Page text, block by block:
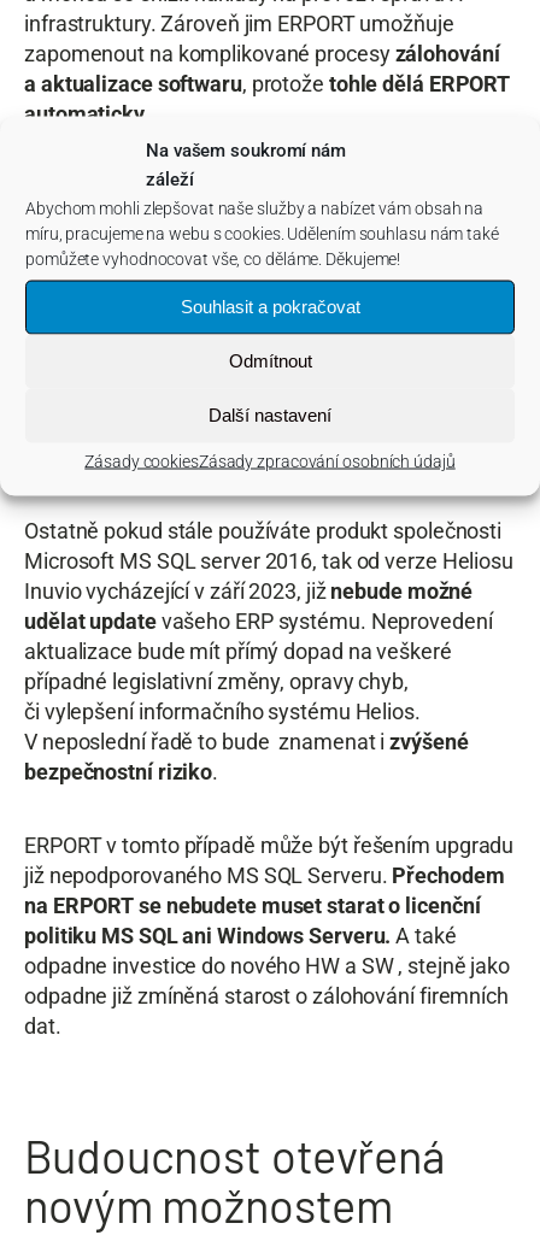
Na vašem soukromí nám
záleží
Abychom mohli zlepšovat naše služby a nabízet vám obsah na
míru, pracujeme na webu s cookies. Udělením souhlasu nám také
pomůžete vyhodnocovat vše, co děláme. Děkujeme!
Souhlasit a pokračovat
Odmítnout
Další nastavení
Zásady cookiesZásady zpracování osobních údajů
infrastruktury. Zároveň jim ERPORT umožňuje
zapomenout na komplikované procesyzálohování
a aktualizace softwaru, protože tohle dělá ERPORT
automaticky.
Ostatně pokud stále používáte produkt společnosti
Microsoft MS SQL server 2016, tak od verze Heliosu
Inuvio vycházející v září 2023, jižnebude možné
udělat updatevašeho ERP systému. Neprovedení
aktualizace bude mít přímý dopad na veškeré
případné legislativní změny, opravy chyb,
či vylepšení informačního systému Helios.
V neposlední řadě to bude znamenat izvýšené
bezpečnostní riziko.
ERPORT v tomto případě může být řešením upgradu
již nepodporovaného MS SQL Serveru. Přechodem
na ERPORT se nebudete muset starat o licenční
politiku MS SQL ani Windows Serveru. A také
odpadne investice do nového HW a SW , stejně jako
odpadne již zmíněná starost o zálohování firemních
dat.
Budoucnost otevřená
novým možnostem